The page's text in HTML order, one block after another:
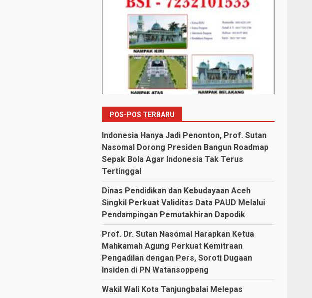
POS-POS TERBARU
Indonesia Hanya Jadi Penonton, Prof. Sutan
Nasomal Dorong Presiden Bangun Roadmap
Sepak Bola Agar Indonesia Tak Terus
Tertinggal
Dinas Pendidikan dan Kebudayaan Aceh
Singkil Perkuat Validitas Data PAUD Melalui
Pendampingan Pemutakhiran Dapodik
Prof. Dr. Sutan Nasomal Harapkan Ketua
Mahkamah Agung Perkuat Kemitraan
Pengadilan dengan Pers, Soroti Dugaan
Insiden di PN Watansoppeng
Wakil Wali Kota Tanjungbalai Melepas